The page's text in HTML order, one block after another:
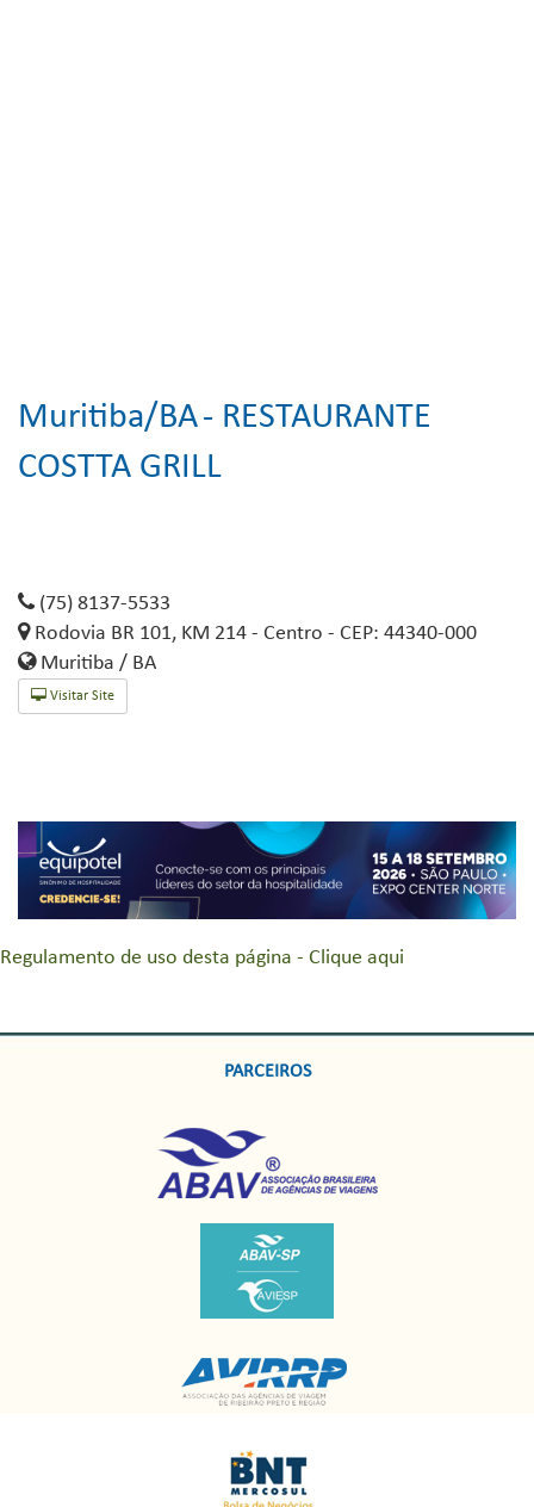
Muritiba/BA- RESTAURANTE
COSTTA GRILL
(75) 8137-5533
Rodovia BR 101, KM 214 - Centro - CEP: 44340-000
Muritiba / BA
Visitar Site
Regulamento de uso desta página - Clique aqui
PARCEIROS